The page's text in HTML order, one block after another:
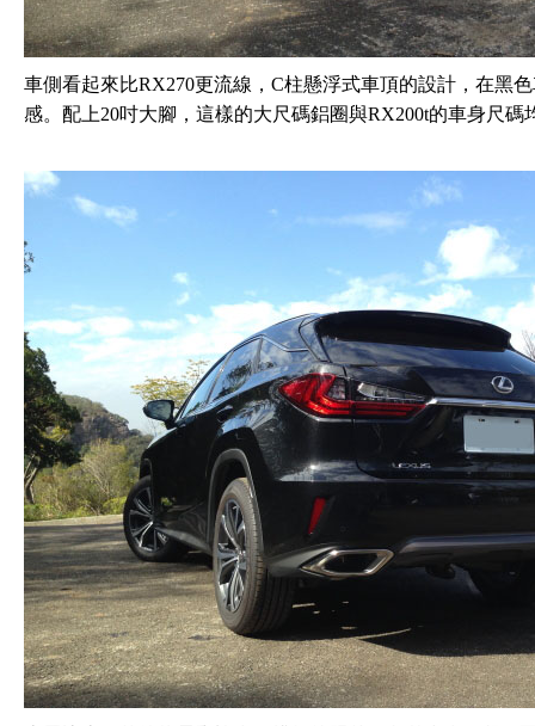
車側看起來比RX270更流線，C柱懸浮式車頂的設計，在黑
感。配上20吋大腳，這樣的大尺碼鋁圈與RX200t的車身尺碼